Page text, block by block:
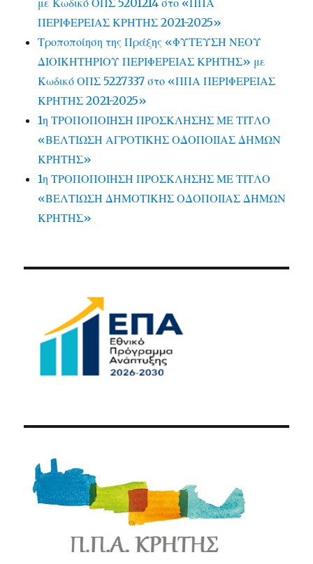
με Κωδικό ΟΠΣ 5201214 στο «ΠΠΑ
ΠΕΡΙΦΕΡΕΙΑΣ ΚΡΗΤΗΣ 2021-2025»
Τροποποίηση της Πράξης «ΦΥΤΕΥΣΗ ΝΕΟΥ
ΔΙΟΙΚΗΤΗΡΙΟΥ ΠΕΡΙΦΕΡΕΙΑΣ ΚΡΗΤΗΣ» με
Κωδικό ΟΠΣ 5227337 στο «ΠΠΑ ΠΕΡΙΦΕΡΕΙΑΣ
ΚΡΗΤΗΣ 2021-2025»
1η ΤΡΟΠΟΠΟΙΗΣΗ ΠΡΟΣΚΛΗΣΗΣ ΜΕ ΤΙΤΛΟ
«ΒΕΛΤΙΩΣΗ ΑΓΡΟΤΙΚΗΣ ΟΔΟΠΟΙΙΑΣ ΔΗΜΩΝ
ΚΡΗΤΗΣ»
1η ΤΡΟΠΟΠΟΙΗΣΗ ΠΡΟΣΚΛΗΣΗΣ ΜΕ ΤΙΤΛΟ
«ΒΕΛΤΙΩΣΗ ΔΗΜΟΤΙΚΗΣ ΟΔΟΠΟΙΙΑΣ ΔΗΜΩΝ
ΚΡΗΤΗΣ»